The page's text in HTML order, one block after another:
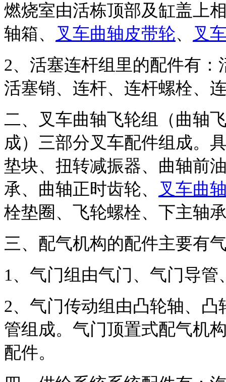
燃烧室由活栋顶部及缸盖上
轴箱、
叉车曲轴皮带轮、
叉
2、活塞连杆组里的配件有：
活塞销、连杆、连杆螺栓、
二、叉车曲轴飞轮组（曲轴
成）三部分叉车配件组成。
垫块、扭转减振器、曲轴前
承、曲轴正时齿轮、
叉车曲
栓垫圈、飞轮螺栓、下主轴
三、配气机构的配件主要有
1、气门组由气门、气门导
2、气门传动组由凸轮轴、
管组成。气门顶置式配气机
配件。